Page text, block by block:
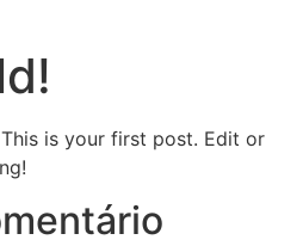
is your first post. Edit or